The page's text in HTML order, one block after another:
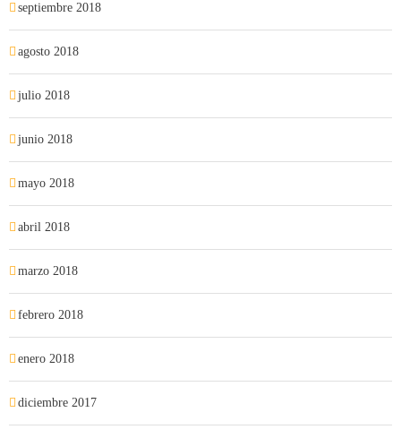
septiembre 2018
agosto 2018
julio 2018
junio 2018
mayo 2018
abril 2018
marzo 2018
febrero 2018
enero 2018
diciembre 2017